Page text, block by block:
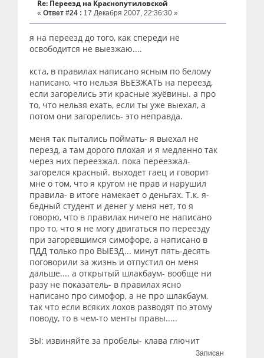
Re: Переезд на Краснопутиловской
« Ответ #24 : 17 Декабря 2007, 22:36:30 »
я на переезд до того, как спереди не
освободится не выезжаю....
кста, в правилах написано ясным по белому
написано, что нельзя ВЬЕЗЖАТЬ на переезд,
если загорелись эти красные жуёвины. а про
то, что нельзя ехать, если ты уже выехал, а
потом они загорелись- это неправда.
меня так пытались поймать- я выехал не
перезд, а там дорого плохая и я медленно так
через них переезжал. пока переезжал-
загорелся красный. выходет гаец и говорит
мне о том, что я кругом не прав и нарушил
правила- в итоге намекает о деньгах. Т.к. я-
бедный студент и денег у меня нет, то я
говорю, что в правилах ничего не написано
про то, что я не могу двигаться по переезду
при загоревшимся симофоре, а написано в
ПДД только про ВЫЕЗД... минут пять-десять
поговорили за жизнь и отпустил он меня
дальше.... а открытый шлакбаум- вообще ни
разу не показатель- в правилах ясно
написано про симофор, а не про шлакбаум.
так что если всяких лохов разводят по этому
поводу, то в чем-то менты правы.....
ЗЫ: извиняйте за пробелы- клава глючит
Записан